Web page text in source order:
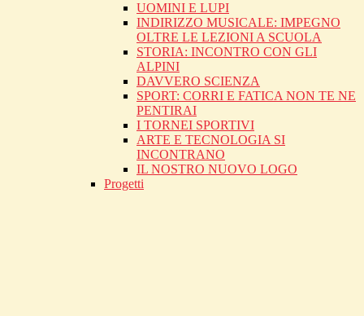
UOMINI E LUPI
INDIRIZZO MUSICALE: IMPEGNO
OLTRE LE LEZIONI A SCUOLA
STORIA: INCONTRO CON GLI
ALPINI
DAVVERO SCIENZA
SPORT: CORRI E FATICA NON TE NE
PENTIRAI
I TORNEI SPORTIVI
ARTE E TECNOLOGIA SI
INCONTRANO
IL NOSTRO NUOVO LOGO
Progetti